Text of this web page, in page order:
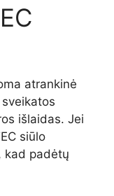
atrankinė
išlaidas. Jei
siūlo
kad padėtų